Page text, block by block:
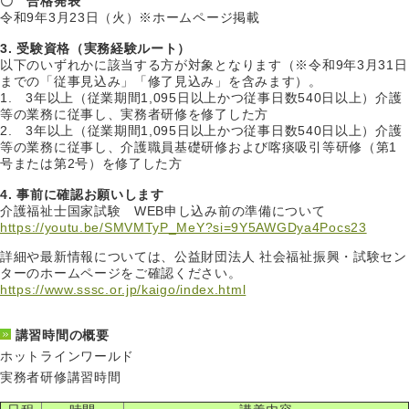
令和9年3月23日（火）※ホームページ掲載
3. 受験資格（実務経験ルート）
以下のいずれかに該当する方が対象となります（※令和9年3月31日
までの「従事見込み」「修了見込み」を含みます）。
1. 3年以上（従業期間1,095日以上かつ従事日数540日以上）介護
等の業務に従事し、実務者研修を修了した方
2. 3年以上（従業期間1,095日以上かつ従事日数540日以上）介護
等の業務に従事し、介護職員基礎研修および喀痰吸引等研修（第1
号または第2号）を修了した方
4. 事前に確認お願いします
介護福祉士国家試験 WEB申し込み前の準備について
https://youtu.be/SMVMTyP_MeY?si=9Y5AWGDya4Pocs23
詳細や最新情報については、公益財団法人 社会福祉振興・試験セン
ターのホームページをご確認ください。
https://www.sssc.or.jp/kaigo/index.html
講習時間の概要
ホットラインワールド
実務者研修講習時間